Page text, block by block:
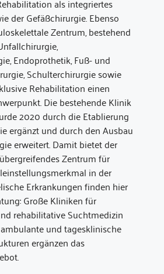
als integriertes
der Gefäßchirurgie. Ebenso
Zentrum, bestehend
Endoprothetik, Fuß- und
Schulterchirurgie sowie
Rehabilitation einen
Die bestehende Klinik
2020 durch die Etablierung
ergänzt und durch den Ausbau
erweitert. Damit bietet der
Zentrum für
in der
Erkrankungen finden hier
Große Kliniken für
rehabilitative Suchtmedizin
und tagesklinische
ergänzen das